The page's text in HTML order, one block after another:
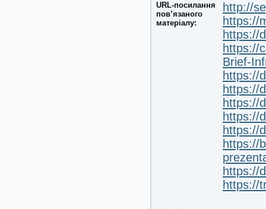
URL-посилання
пов’язаного
матеріалу:
http://
https://
https://
https://
Brief-
https://
https://
https://
https://
https://
https://
https://
https://